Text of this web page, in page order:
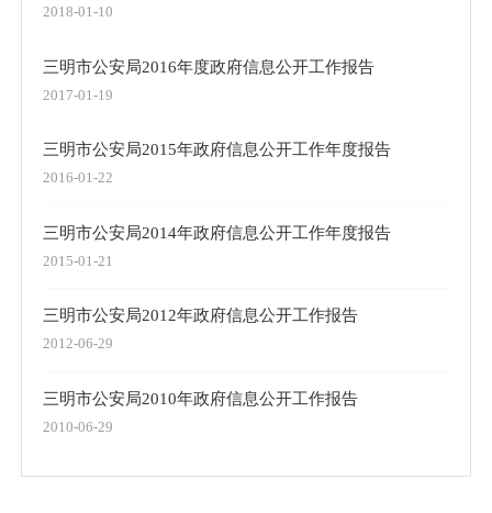
2018-01-10
三明市公安局2016年度政府信息公开工作报告
2017-01-19
三明市公安局2015年政府信息公开工作年度报告
2016-01-22
三明市公安局2014年政府信息公开工作年度报告
2015-01-21
三明市公安局2012年政府信息公开工作报告
2012-06-29
三明市公安局2010年政府信息公开工作报告
2010-06-29